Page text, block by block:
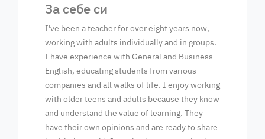
За себе си
I've been a teacher for over eight years now,
working with adults individually and in groups.
I have experience with General and Business
English, educating students from various
companies and all walks of life. I enjoy working
with older teens and adults because they know
and understand the value of learning. They
have their own opinions and are ready to share